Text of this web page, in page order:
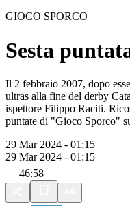
GIOCO SPORCO
Sesta
Il 2 febbraio 2007, dopo
ultras alla fine del derby
ispettore Filippo Raciti.
puntate di "Gioco Sporco"
29 Mar 2024 - 01:15
29 Mar 2024 - 01:15
46:58